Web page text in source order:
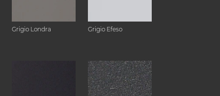
Grigio Londra Grigio Efeso